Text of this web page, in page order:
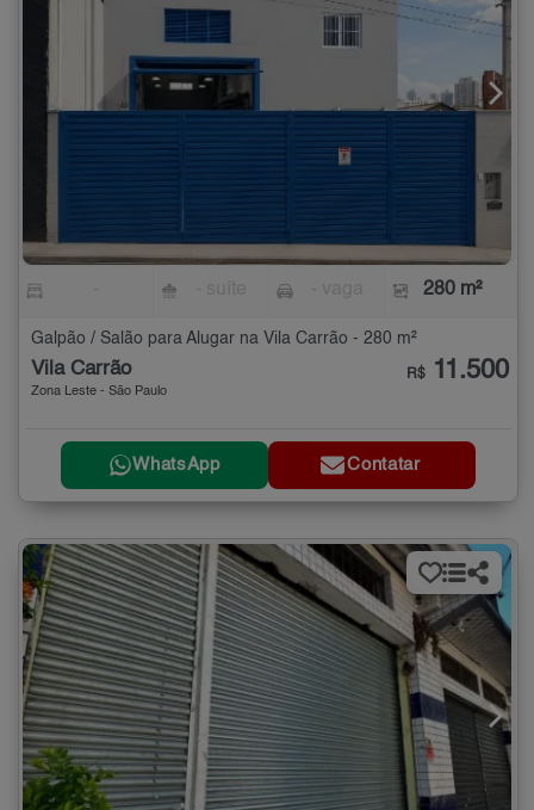
280 m²
Galpão / Salão para Alugar na Vila Carrão - 280 m²
Vila Carrão
Zona Leste - São Paulo
R$ 11.500
WhatsApp Contatar